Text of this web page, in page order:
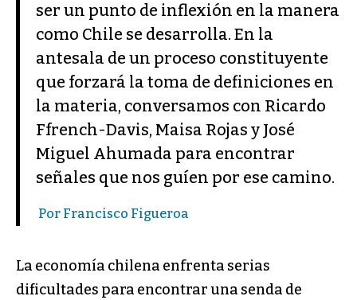
ser un punto de inflexión en la manera
como Chile se desarrolla. En la
antesala de un proceso constituyente
que forzará la toma de definiciones en
la materia, conversamos con Ricardo
Ffrench-Davis, Maisa Rojas y José
Miguel Ahumada para encontrar
señales que nos guíen por ese camino.
Por Francisco Figueroa
La economía chilena enfrenta serias
dificultades para encontrar una senda de